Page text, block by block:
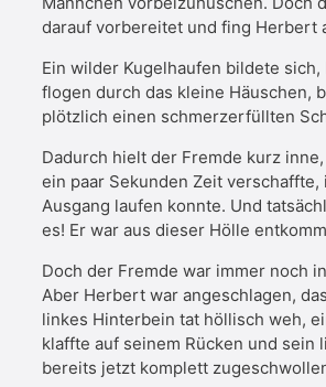
darauf vorbereitet und fing Herbert
Ein wilder Kugelhaufen bildete sich,
flogen durch das kleine Häuschen,
plötzlich einen schmerzerfüllten
Dadurch hielt der Fremde kurz
ein paar Sekunden Zeit verschaffte,
Ausgang laufen konnte. Und
es! Er war aus dieser Hölle
Doch der Fremde war immer noch
Aber Herbert war angeschlagen,
linkes Hinterbein tat höllisch weh,
klaffte auf seinem Rücken und sein
bereits jetzt komplett